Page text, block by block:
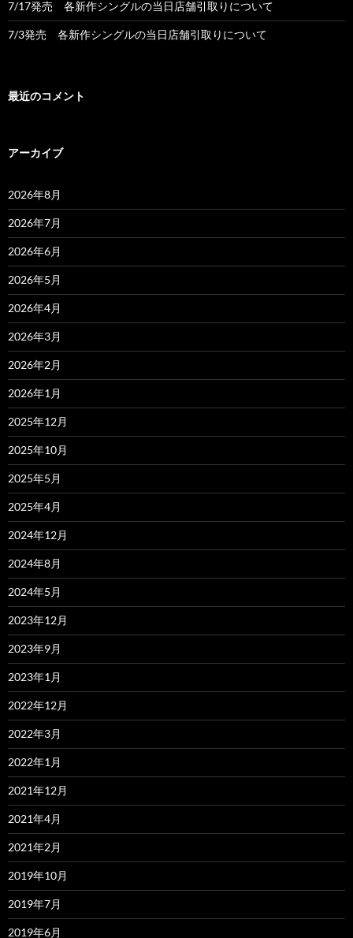
7/17発売 各新作シングルの当日店舗引取りについて
7/3発売 各新作シングルの当日店舗引取りについて
最近のコメント
アーカイブ
2026年8月
2026年7月
2026年6月
2026年5月
2026年4月
2026年3月
2026年2月
2026年1月
2025年12月
2025年10月
2025年5月
2025年4月
2024年12月
2024年8月
2024年5月
2023年12月
2023年9月
2023年1月
2022年12月
2022年3月
2022年1月
2021年12月
2021年4月
2021年2月
2019年10月
2019年7月
2019年6月